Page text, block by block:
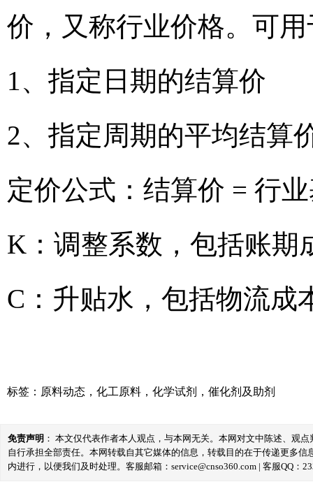
价，又称行业价格。可
1、指定日期的结算价
2、指定周期的平均结算
定价公式：结算价 = 行
K：调整系数，包括账期
C：升贴水，包括物流成
标签： 原料动态 ， 化工原料 ， 化学试剂 ， 催化剂及助剂
免责声明 ： 本文仅代表作者本人观点，与本网无关。本网对文中陈述、观
自行承担全部责任。本网转载自其它媒体的信息，转载目的在于传递更多
内进行，以便我们及时处理。客服邮箱：service@cnso360.com | 客服QQ：